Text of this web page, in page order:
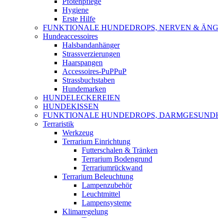
Hygiene
Erste Hilfe
FUNKTIONALE HUNDEDROPS, NERVEN &
Hundeaccessoires
Halsbandanhänger
Strassverzierungen
Haarspangen
Accessoires-PuPPuP
Strassbuchstaben
Hundemarken
HUNDELECKEREIEN
HUNDEKISSEN
FUNKTIONALE HUNDEDROPS,
Terraristik
Werkzeug
Terrarium Einrichtung
Futterschalen & Tränken
Terrarium Bodengrund
Terrariumrückwand
Terrarium Beleuchtung
Lampenzubehör
Leuchtmittel
Lampensysteme
Klimaregelung